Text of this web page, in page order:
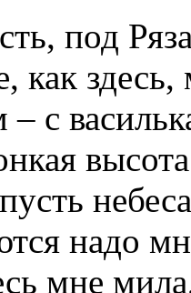
под
как здесь,
– с
надо
мне